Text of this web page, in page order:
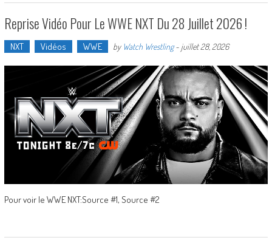
Reprise Vidéo Pour Le WWE NXT Du 28 Juillet 2026 !
NXT Vidéos WWE by Watch Wrestling- juillet 28, 2026
Pour voir le WWE NXT:Source #1, Source #2